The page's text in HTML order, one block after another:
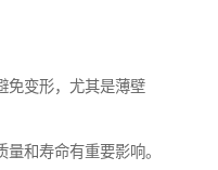
免变形，尤其是薄壁
和寿命有重要影响。